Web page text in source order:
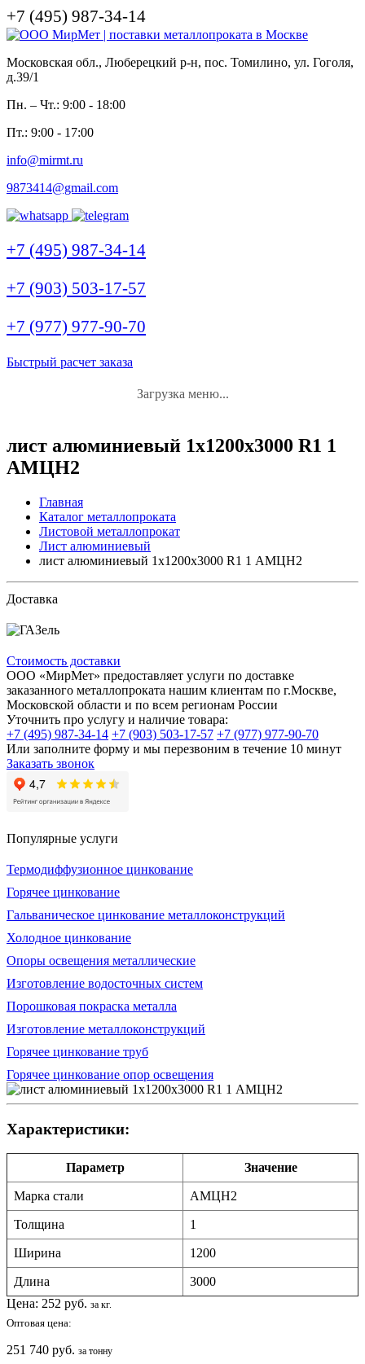
+7 (495) 987-34-14
Московская обл., Люберецкий р-н, пос. Томилино, ул. Гоголя,
д.39/1
Пн. – Чт.: 9:00 - 18:00
Пт.: 9:00 - 17:00
info@mirmt.ru
9873414@gmail.com
+7 (495) 987-34-14
+7 (903) 503-17-57
+7 (977) 977-90-70
Быстрый расчет заказа
Загрузка меню...
лист алюминиевый 1x1200x3000 R1 1
АМЦН2
Главная
Каталог металлопроката
Листовой металлопрокат
Лист алюминиевый
лист алюминиевый 1x1200x3000 R1 1 АМЦН2
Доставка
Стоимость доставки
ООО «МирМет» предоставляет услуги по доставке
заказанного металлопроката нашим клиентам по г.Москве,
Московской области и по всем регионам России
Уточнить про услугу и наличие товара:
+7 (495) 987-34-14 +7 (903) 503-17-57 +7 (977) 977-90-70
Или заполните форму и мы перезвоним в течение 10 минут
Заказать звонок
Популярные услуги
Термодиффузионное цинкование
Горячее цинкование
Гальваническое цинкование металлоконструкций
Холодное цинкование
Опоры освещения металлические
Изготовление водосточных систем
Порошковая покраска металла
Изготовление металлоконструкций
Горячее цинкование труб
Горячее цинкование опор освещения
Характеристики:
Параметр Значение
Марка стали АМЦН2
Толщина 1
Ширина 1200
Длина
3000
Цена: 252 руб. за кг.
Оптовая цена:
251 740 руб. за тонну